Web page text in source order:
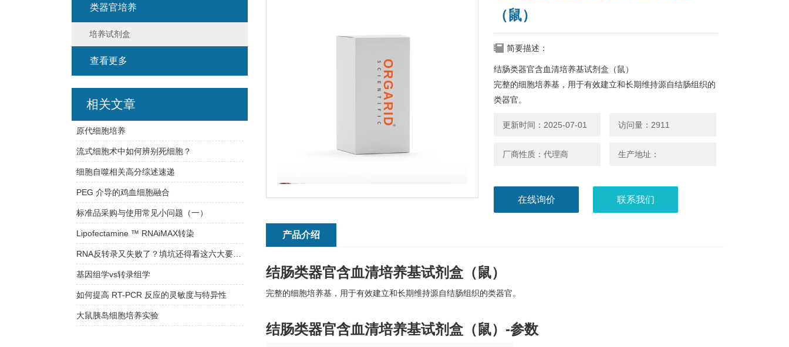
（鼠）
简要描述：
结肠类器官含血清培养基试剂盒（鼠）
完整的细胞培养基，用于有效建立和长期维持源自结肠组织的
类器官。
更新时间：2025-07-01 访问量：2911
厂商性质：代理商 生产地址：
在线询价 联系我们
产品介绍
结肠类器官含血清培养基试剂盒（鼠）
完整的细胞培养基，用于有效建立和长期维持源自结肠组织的类器官。
结肠类器官含血清培养基试剂盒（鼠） -参数
类器官培养
培养试剂盒
查看更多
相关文章
原代细胞培养
流式细胞术中如何辨别死细胞？
细胞自噬相关高分综述速递
PEG 介导的鸡血细胞融合
标准品采购与使用常见小问题（一）
Lipofectamine ™ RNAiMAX转染
RNA反转录又失败了？填坑还得看这六大要素！
基因组学vs转录组学
如何提高 RT-PCR 反应的灵敏度与特异性
大鼠胰岛细胞培养实验